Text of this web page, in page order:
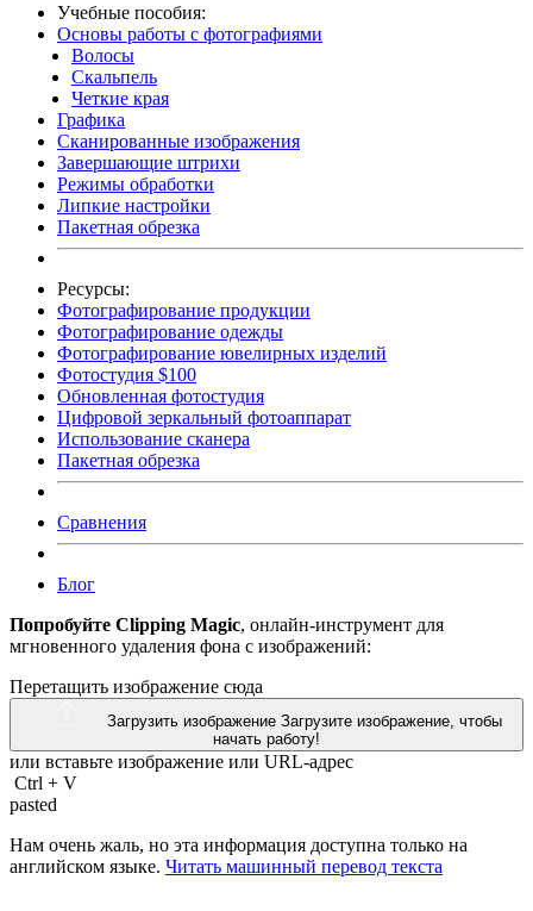
Учебные пособия:
Основы работы с фотографиями
Волосы
Скальпель
Четкие края
Графика
Сканированные изображения
Завершающие штрихи
Режимы обработки
Липкие настройки
Пакетная обрезка
Ресурсы:
Фотографирование продукции
Фотографирование одежды
Фотографирование ювелирных изделий
Фотостудия $100
Обновленная фотостудия
Цифровой зеркальный фотоаппарат
Использование сканера
Пакетная обрезка
Сравнения
Блог
Попробуйте Clipping Magic, онлайн-инструмент для
мгновенного удаления фона с изображений:
Перетащить изображение сюда
Загрузить изображение Загрузите изображение, чтобы
начать работу!
или вставьте изображение или URL-адрес
Ctrl + V
pasted
Нам очень жаль, но эта информация доступна только на
английском языке. Читать машинный перевод текста